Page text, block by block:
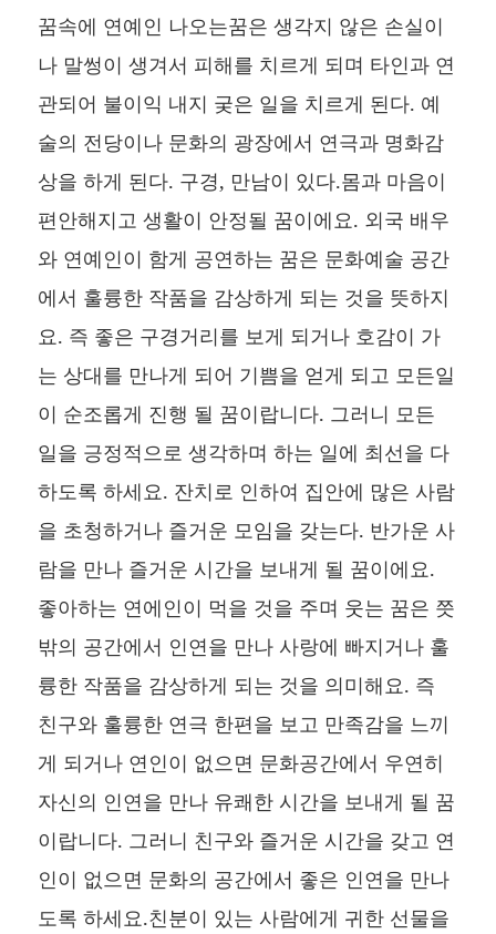
꿈속에 연예인 나오는꿈은 생각지 않은 손실이
나 말썽이 생겨서 피해를 치르게 되며 타인과 연
관되어 불이익 내지 궂은 일을 치르게 된다. 예
술의 전당이나 문화의 광장에서 연극과 명화감
상을 하게 된다. 구경, 만남이 있다.몸과 마음이
편안해지고 생활이 안정될 꿈이에요. 외국 배우
와 연예인이 함게 공연하는 꿈은 문화예술 공간
에서 훌륭한 작품을 감상하게 되는 것을 뜻하지
요. 즉 좋은 구경거리를 보게 되거나 호감이 가
는 상대를 만나게 되어 기쁨을 얻게 되고 모든일
이 순조롭게 진행 될 꿈이랍니다. 그러니 모든
일을 긍정적으로 생각하며 하는 일에 최선을 다
하도록 하세요. 잔치로 인하여 집안에 많은 사람
을 초청하거나 즐거운 모임을 갖는다. 반가운 사
람을 만나 즐거운 시간을 보내게 될 꿈이에요.
좋아하는 연에인이 먹을 것을 주며 웃는 꿈은 쯧
밖의 공간에서 인연을 만나 사랑에 빠지거나 훌
륭한 작품을 감상하게 되는 것을 의미해요. 즉
친구와 훌륭한 연극 한편을 보고 만족감을 느끼
게 되거나 연인이 없으면 문화공간에서 우연히
자신의 인연을 만나 유쾌한 시간을 보내게 될 꿈
이랍니다. 그러니 친구와 즐거운 시간을 갖고 연
인이 없으면 문화의 공간에서 좋은 인연을 만나
도록 하세요.친분이 있는 사람에게 귀한 선물을